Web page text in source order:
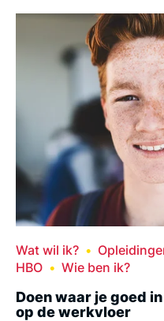
Wat wil ik?
HBO
Wie ben ik?
Doen waar je goed
op de werkvloer